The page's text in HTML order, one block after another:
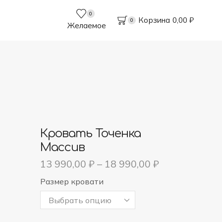
0
Желаемое
0 Корзина 0,00 ₽
Кровать Точенка
Массив
13 990,00₽ – 18 990,00₽
Размер кровати